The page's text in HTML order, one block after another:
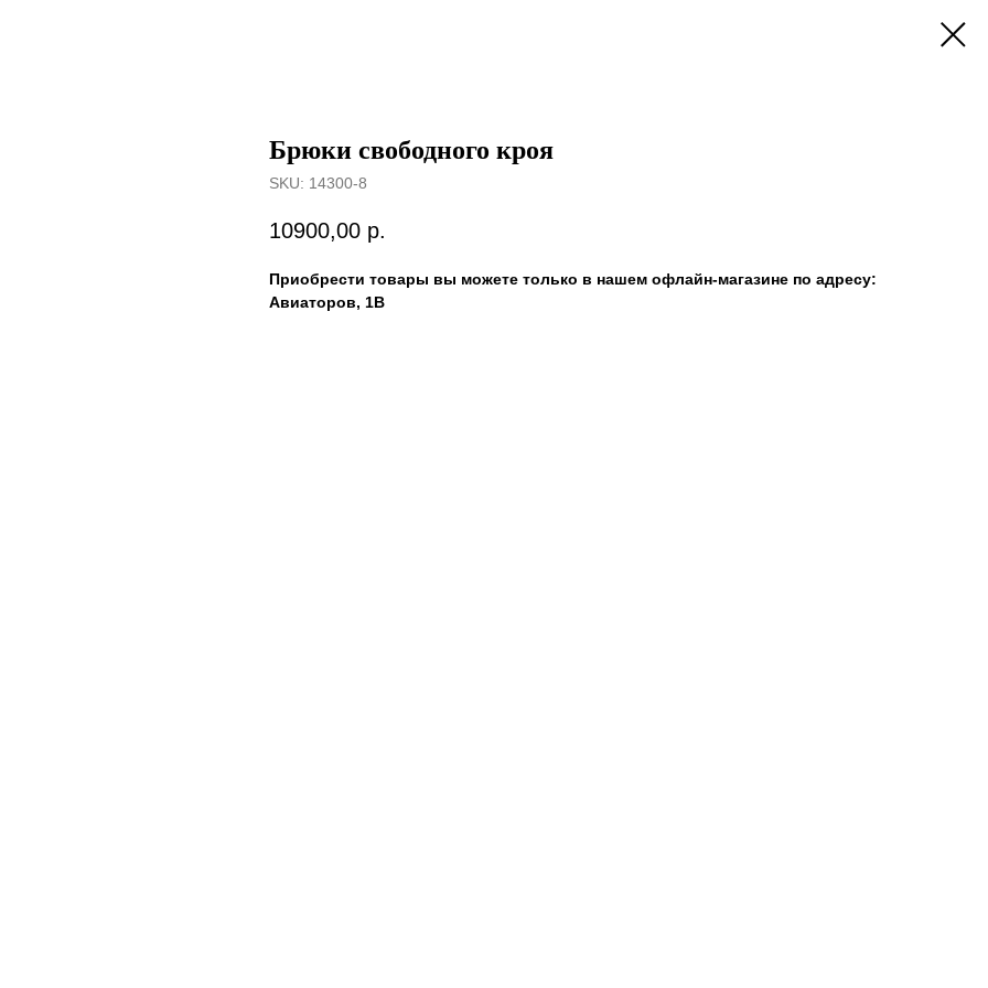
Брюки свободного кроя
SKU: 14300-8
10900,00 р.
Приобрести товары вы можете только в нашем офлайн-магазине по адресу:
Авиаторов, 1В